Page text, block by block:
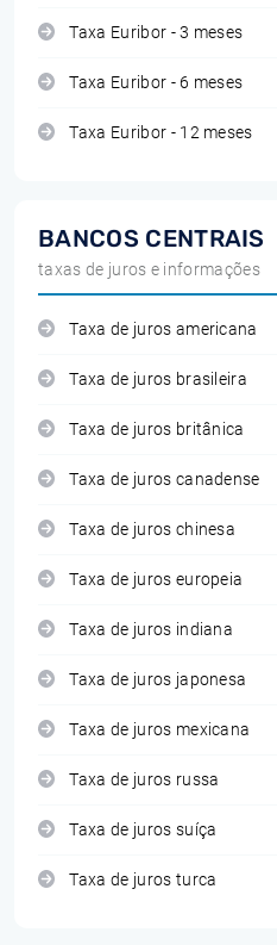
Taxa Euribor - 3 meses
Taxa Euribor - 6 meses
Taxa Euribor - 12 meses
BANCOS CENTRAIS
taxas de juros e informações
Taxa de juros americana
Taxa de juros brasileira
Taxa de juros britânica
Taxa de juros canadense
Taxa de juros chinesa
Taxa de juros europeia
Taxa de juros indiana
Taxa de juros japonesa
Taxa de juros mexicana
Taxa de juros russa
Taxa de juros suíça
Taxa de juros turca